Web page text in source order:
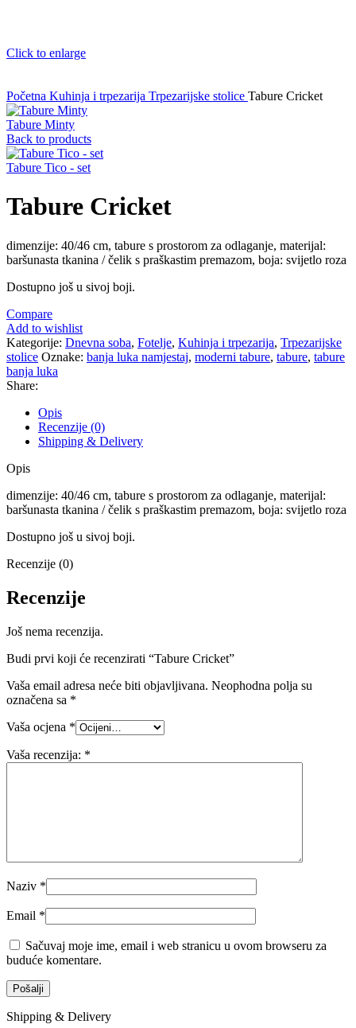
Click to enlarge
Početna Kuhinja i trpezarija Trpezarijske stolice Tabure Cricket
Tabure Minty
Back to products
Tabure Tico - set
Tabure Cricket
dimenzije: 40/46 cm, tabure s prostorom za odlaganje, materijal:
baršunasta tkanina / čelik s praškastim premazom, boja: svijetlo roza
Dostupno još u sivoj boji.
Compare
Add to wishlist
Kategorije: Dnevna soba, Fotelje, Kuhinja i trpezarija, Trpezarijske
stolice Oznake: banja luka namjestaj, moderni tabure, tabure, tabure
banja luka
Share:
Opis
Recenzije (0)
Shipping & Delivery
Opis
dimenzije: 40/46 cm, tabure s prostorom za odlaganje, materijal:
baršunasta tkanina / čelik s praškastim premazom, boja: svijetlo roza
Dostupno još u sivoj boji.
Recenzije (0)
Recenzije
Još nema recenzija.
Budi prvi koji će recenzirati “Tabure Cricket”
Vaša email adresa neće biti objavljivana. Neophodna polja su
označena sa *
Vaša ocjena *
Vaša recenzija: *
Naziv *
Email *
Sačuvaj moje ime, email i web stranicu u ovom browseru za
buduće komentare.
Shipping & Delivery